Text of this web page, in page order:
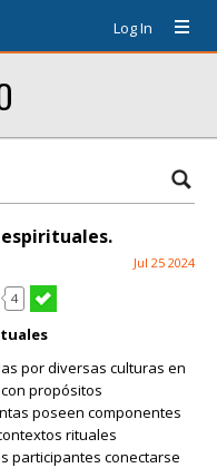
Log In
Jul 25 2024
4
por diversas culturas en
propósitos
poseen componentes
rituales
participantes conectarse